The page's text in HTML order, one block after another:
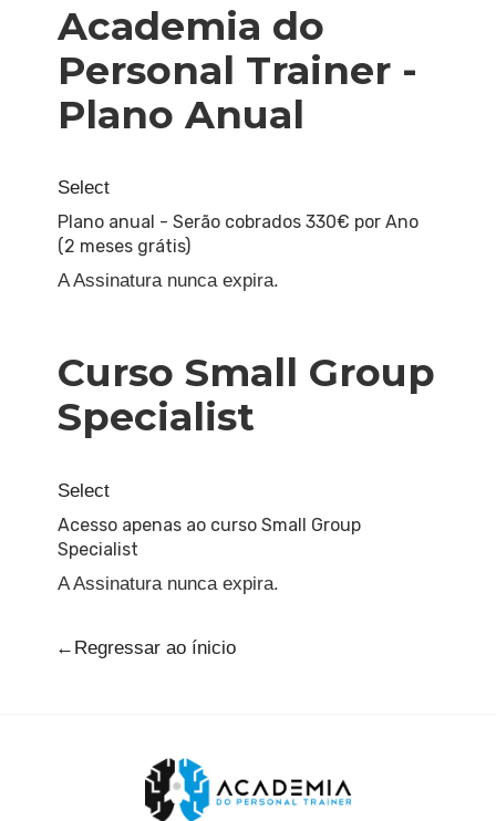
Academia do
Personal Trainer -
Plano Anual
Select
Plano anual - Serão cobrados 330€ por Ano
(2 meses grátis)
A Assinatura nunca expira.
Curso Small Group
Specialist
Select
Acesso apenas ao curso Small Group
Specialist
A Assinatura nunca expira.
←Regressar ao ínicio